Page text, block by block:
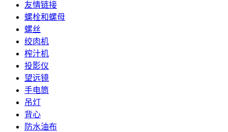
友情链接
螺栓和螺母
螺丝
绞肉机
榨汁机
投影仪
望远镜
手电筒
吊灯
背心
防水油布